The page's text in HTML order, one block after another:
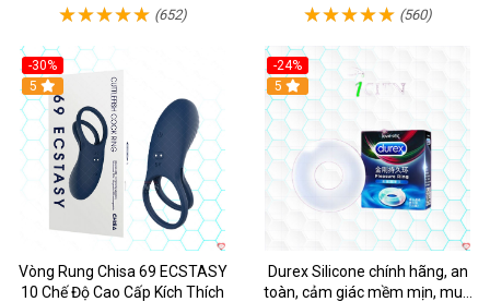
(652) (560)
-30%
Hot
5
Vòng Rung Chisa 69 ECSTASY
10 Chế Độ Cao Cấp Kích Thích
-24%
5
Durex Silicone chính hãng, an
toàn, cảm giác mềm mịn, mua